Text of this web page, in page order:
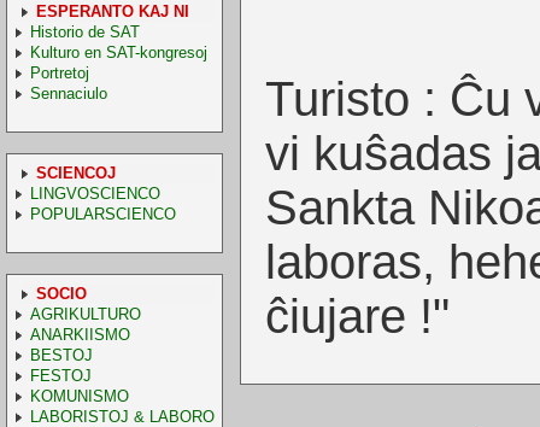
ESPERANTO KAJ NI
Historio de SAT
Kulturo en SAT-kongresoj
Portretoj
Sennaciulo
SCIENCOJ
LINGVOSCIENCO
POPULARSCIENCO
SOCIO
AGRIKULTURO
ANARKIISMO
BESTOJ
FESTOJ
KOMUNISMO
LABORISTOJ & LABORO
Turisto : Ĉu
vi kuŝadas
Sankta
laboras,
ĉiujare !"